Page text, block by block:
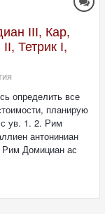
ІІІ, Кар,
Тетрик І,
определить все
планирую
ув. 1. 2. Рим
антониниан
Рим Домициан ас